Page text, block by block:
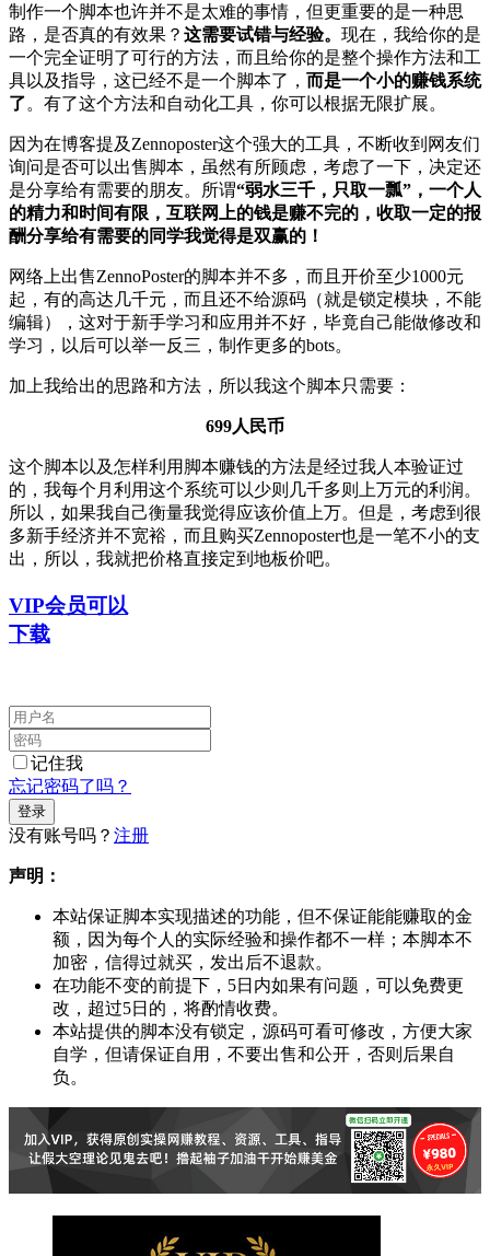
制作一个脚本也许并不是太难的事情，但更重要的是一种思
路，是否真的有效果？ 这需要试错与经验。 现在，我给你的是
一个完全证明了可行的方法，而且给你的是整个操作方法和工
具以及指导，这已经不是一个脚本了， 而是一个小的赚钱系统
了。有了这个方法和自动化工具，你可以根据无限扩展。
因为在博客提及Zennoposter这个强大的工具，不断收到网友们
询问是否可以出售脚本，虽然有所顾虑，考虑了一下，决定还
是分享给有需要的朋友。所谓“弱水三千，只取一瓢”，一个人
的精力和时间有限，互联网上的钱是赚不完的，收取一定的报
酬分享给有需要的同学我觉得是双赢的！
网络上出售ZennoPoster的脚本并不多，而且开价至少1000元
起，有的高达几千元，而且还不给源码（就是锁定模块，不能
编辑），这对于新手学习和应用并不好，毕竟自己能做修改和
学习，以后可以举一反三，制作更多的bots。
加上我给出的思路和方法，所以我这个脚本只需要：
699人民币
这个脚本以及怎样利用脚本赚钱的方法是经过我人本验证过
的，我每个月利用这个系统可以少则几千多则上万元的利润。
所以，如果我自己衡量我觉得应该价值上万。但是，考虑到很
多新手经济并不宽裕，而且购买Zennoposter也是一笔不小的支
出，所以，我就把价格直接定到地板价吧。
VIP会员可以
下载
记住我
忘记密码了吗？
没有账号吗？ 注册
声明：
本站保证脚本实现描述的功能，但不保证能能赚取的金
额，因为每个人的实际经验和操作都不一样；本脚本不
加密，信得过就买，发出后不退款。
在功能不变的前提下，5日内如果有问题，可以免费更
改，超过5日的，将酌情收费。
本站提供的脚本没有锁定，源码可看可修改，方便大家
自学，但请保证自用，不要出售和公开，否则后果自
负。